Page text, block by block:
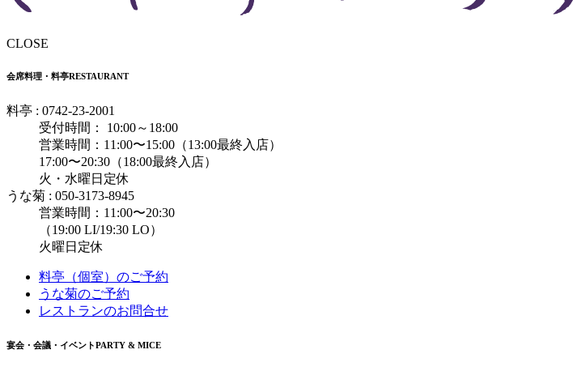
CLOSE
会席料理・料亭RESTAURANT
料亭 : 0742-23-2001
受付時間： 10:00～18:00
営業時間：11:00〜15:00（13:00最終入店）
17:00〜20:30（18:00最終入店）
火・水曜日定休
うな菊 : 050-3173-8945
営業時間：11:00〜20:30
（19:00 LI/19:30 LO）
火曜日定休
料亭（個室）のご予約
うな菊のご予約
レストランのお問合せ
宴会・会議・イベントPARTY & MICE